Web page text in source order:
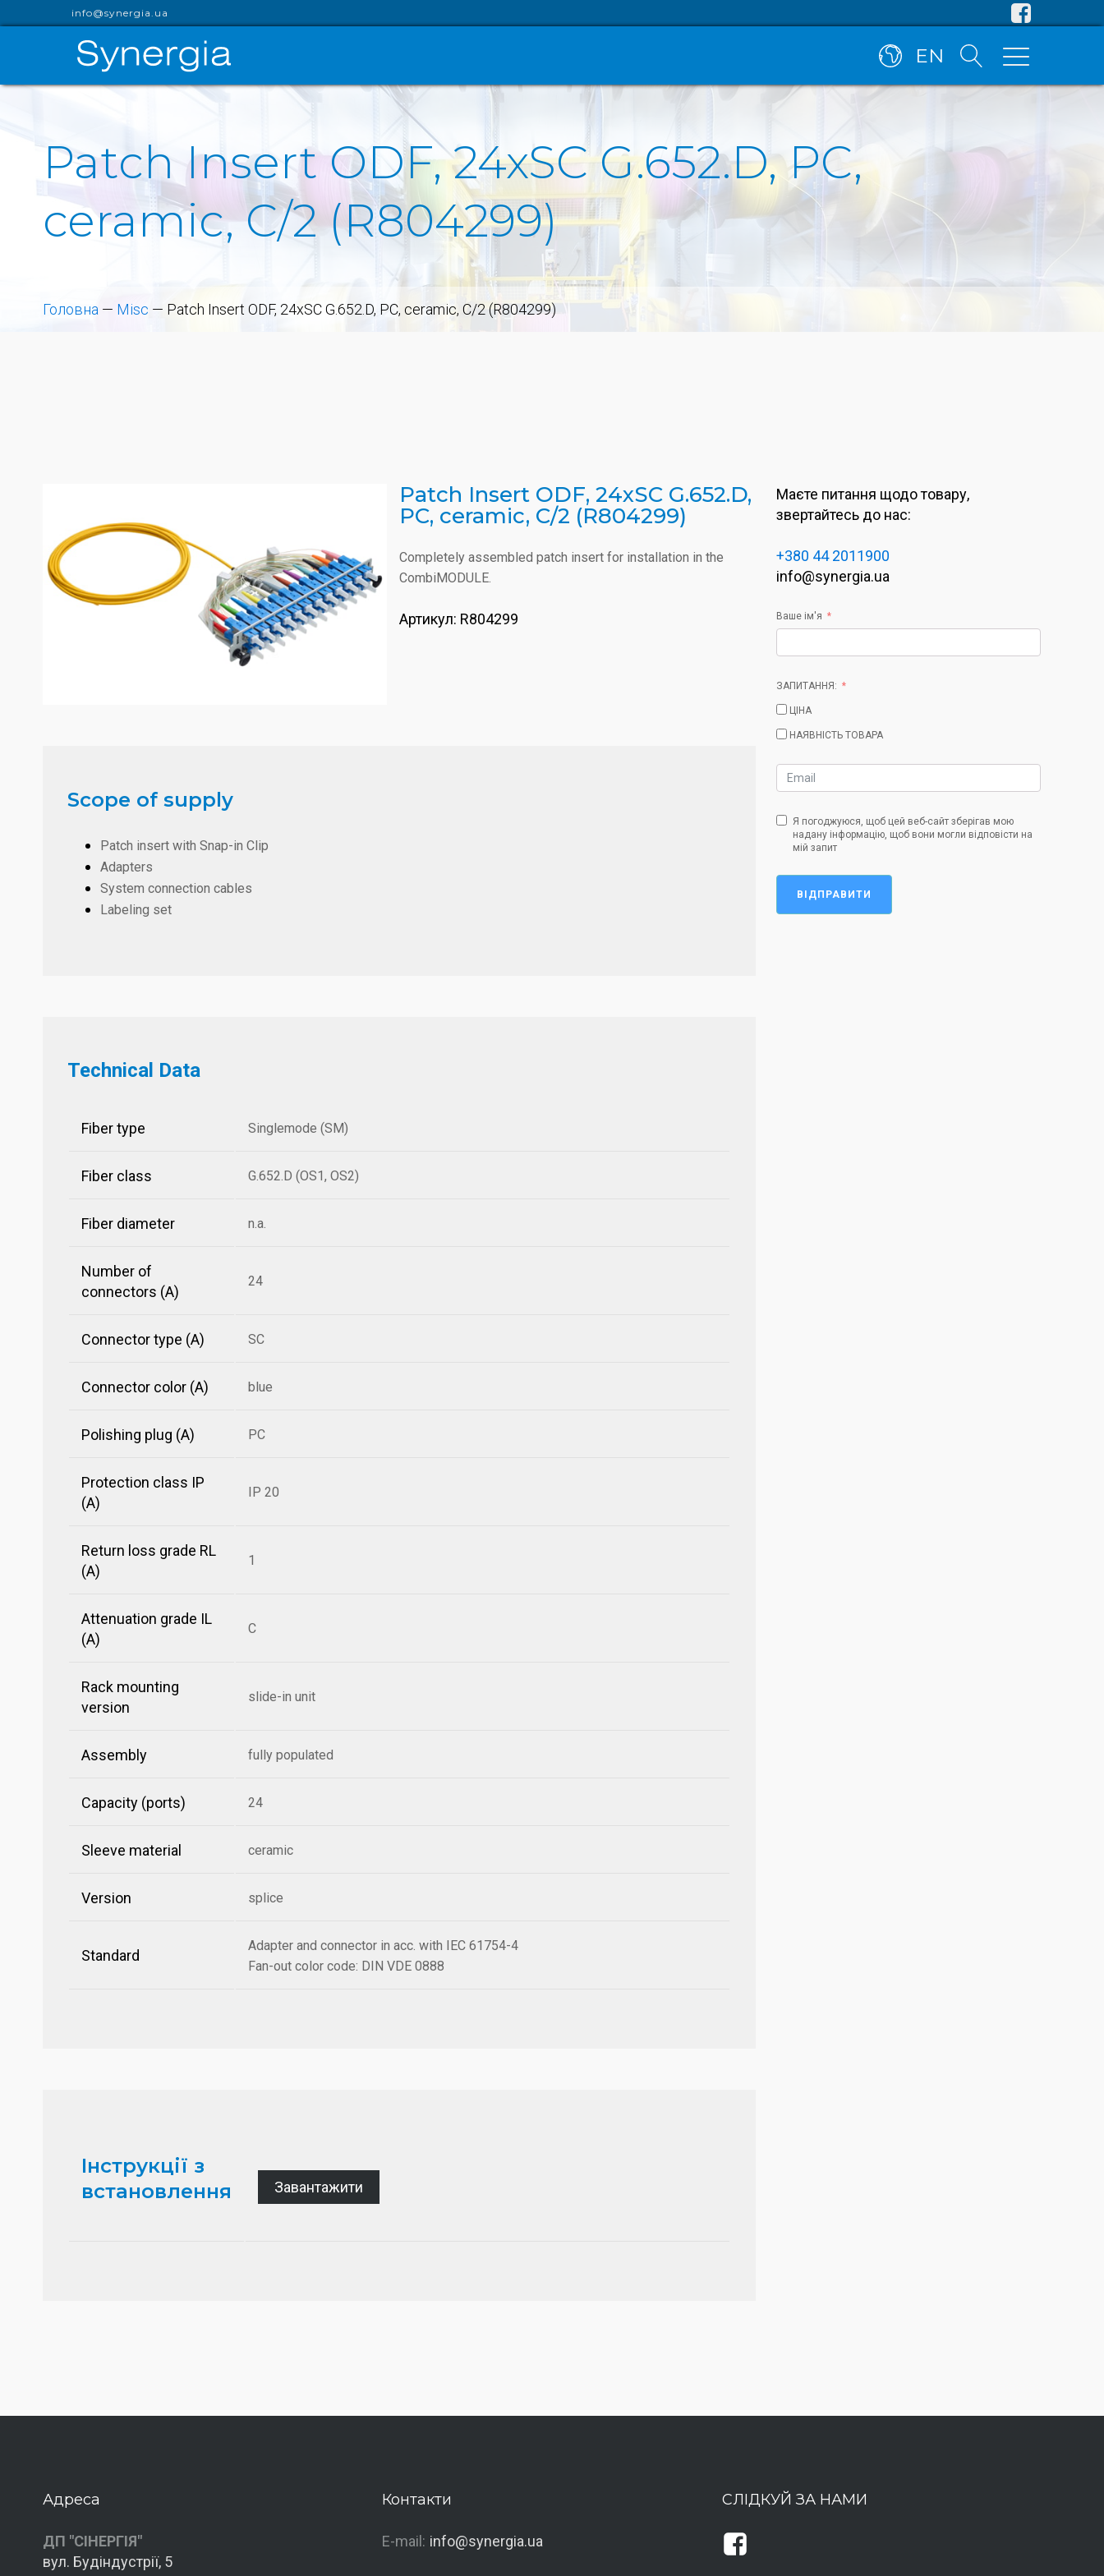
info@synergia.ua
EN
Patch Insert ODF, 24xSC G.652.D, PC,
ceramic, C/2 (R804299)
Головна — Misc — Patch Insert ODF, 24xSC G.652.D, PC, ceramic, C/2 (R804299)
Patch Insert ODF, 24xSC G.652.D,
PC, ceramic, C/2 (R804299)
Completely assembled patch insert for installation in the
CombiMODULE.
Артикул: R804299
Scope of supply
Patch insert with Snap-in Clip
Adapters
System connection cables
Labeling set
Technical Data
Fiber type Singlemode (SM)
Fiber class G.652.D (OS1, OS2)
Fiber diameter n.a.
Number of
connectors (A)
24
Connector type (A) SC
Connector color (A) blue
Polishing plug (A) PC
Protection class IP
(A)
IP 20
Return loss grade RL
(A)
1
Attenuation grade IL
(A)
C
Rack mounting
version
slide-in unit
Assembly fully populated
Capacity (ports) 24
Sleeve material ceramic
Version splice
Standard
Adapter and connector in acc. with IEC 61754-4
Fan-out color code: DIN VDE 0888
Інструкції з
встановлення
Завантажити
Маєте питання щодо товару,
звертайтесь до нас:
+380 44 2011900
info@synergia.ua
Ваше ім'я
ЗАПИТАННЯ:
ЦІНА
НАЯВНІСТЬ ТОВАРА
Я погоджуюся, щоб цей веб-сайт зберігав мою
надану інформацію, щоб вони могли відповісти на
мій запит
ВІДПРАВИТИ
Адреса
ДП "СІНЕРГІЯ"
вул. Будіндустрії, 5
Контакти
E-mail: info@synergia.ua
СЛІДКУЙ ЗА НАМИ